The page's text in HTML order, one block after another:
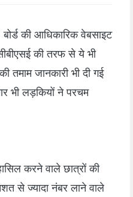
की आधिकारिक वेबसाइट
की तरफ से ये भी
तमाम जानकारी भी दी गई
भी लड़कियों ने परचम
करने वाले छात्रों की
से ज्यादा नंबर लाने वाले